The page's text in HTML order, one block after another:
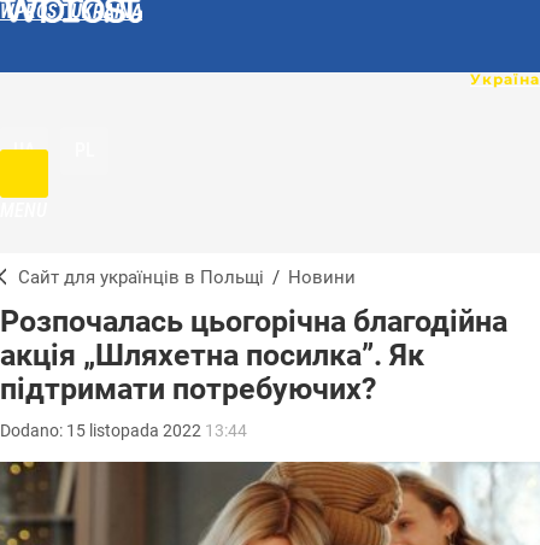
WPROST UKRAINA
UA
Сайт для українців в Польщі / Новини
Розпочалась цьогорічна благодійна
акція „Шляхетна посилка”. Як
підтримати потребуючих?
Dodano: 15 listopada 2022 13:44